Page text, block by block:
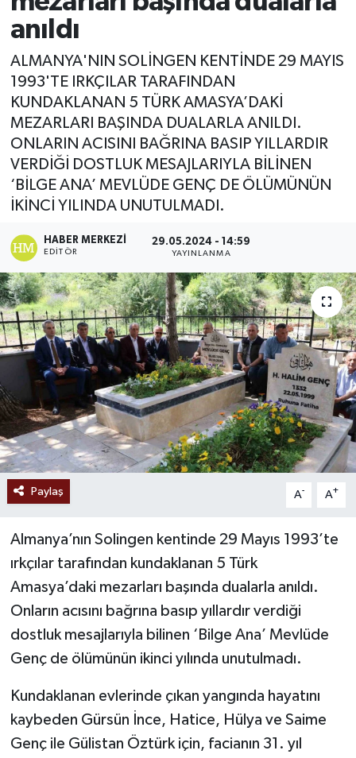
anıldı
ALMANYA'NIN SOLİNGEN KENTİNDE 29 MAYIS
1993'TE IRKÇILAR TARAFINDAN
KUNDAKLANAN 5 TÜRK AMASYA’DAKİ
MEZARLARI BAŞINDA DUALARLA ANILDI.
ONLARIN ACISINI BAĞRINA BASIP YILLARDIR
VERDİĞİ DOSTLUK MESAJLARIYLA BİLİNEN
‘BİLGE ANA’ MEVLÜDE GENÇ DE ÖLÜMÜNÜN
İKİNCİ YILINDA UNUTULMADI.
HABER MERKEZI
EDITÖR
29.05.2024 - 14:59
YAYINLANMA
Paylaş A- A+
Almanya’nın Solingen kentinde 29 Mayıs 1993’te
ırkçılar tarafından kundaklanan 5 Türk
Amasya’daki mezarları başında dualarla anıldı.
Onların acısını bağrına basıp yıllardır verdiği
dostluk mesajlarıyla bilinen ‘Bilge Ana’ Mevlüde
Genç de ölümünün ikinci yılında unutulmadı.
Kundaklanan evlerinde çıkan yangında hayatını
kaybeden Gürsün İnce, Hatice, Hülya ve Saime
Genç ile Gülistan Öztürk için, facianın 31. yıl
Ekonomi
Sağlık
Tokat Haber